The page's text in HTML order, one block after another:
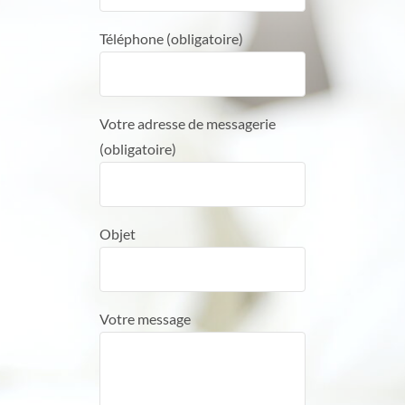
Téléphone (obligatoire)
Votre adresse de messagerie
(obligatoire)
Objet
Votre message